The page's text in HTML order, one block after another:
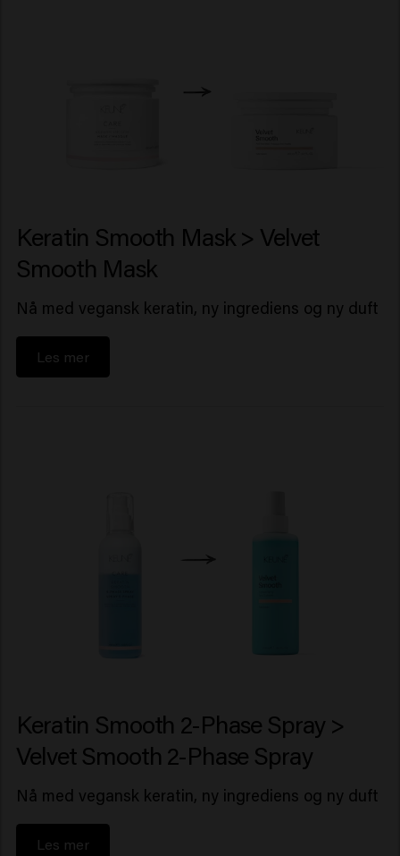
Keratin Smooth Mask > Velvet
Smooth Mask
Nå med vegansk keratin, ny ingrediens og ny duft
Les mer
Keratin Smooth 2-Phase Spray >
Velvet Smooth 2-Phase Spray
Nå med vegansk keratin, ny ingrediens og ny duft
Les mer